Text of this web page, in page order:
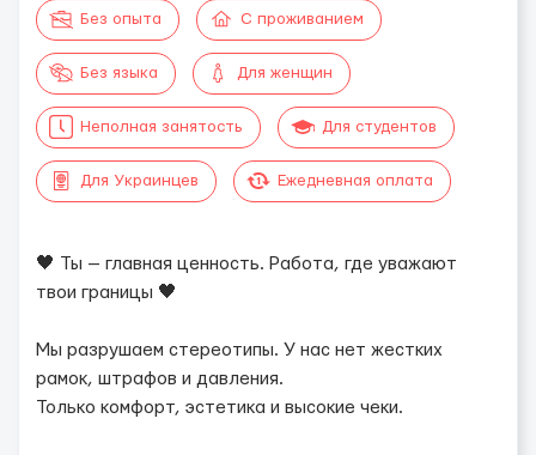
Без опыта С проживанием
Без языка Для женщин
Неполная занятость Для студентов
Для Украинцев Ежедневная оплата
🖤 Ты — главная ценность. Работа, где уважают
твои границы 🖤
Мы разрушаем стереотипы. У нас нет жестких
рамок, штрафов и давления.
Только комфорт, эстетика и высокие чеки.